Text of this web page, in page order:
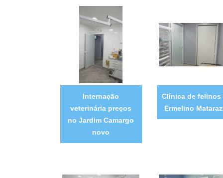
Internação
veterinária preços
no Jardim Camargo
novo
Clínica de felinos
Ermelino